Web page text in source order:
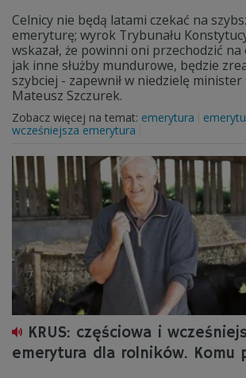
Celnicy nie będą latami czekać na
emeryturę; wyrok Trybunału
wskazał, że powinni oni przechodzić
jak inne służby mundurowe, będzie
szybciej - zapewnił w niedzielę
Mateusz Szczurek.
Zobacz więcej na temat: emerytura
wcześniejsza emerytura
KRUS: częściowa i
emerytura dla rolników. Komu